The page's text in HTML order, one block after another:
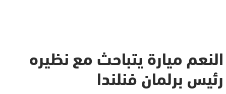
النعم ميارة يتباحث مع نظيره
رئيس برلمان فنلندا